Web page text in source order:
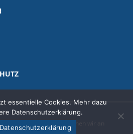
als Amazon-Partner verdienen wir an
essentielle Cookies. Mehr dazu
Datenschutzerklärung.
Datenschutzerklärung